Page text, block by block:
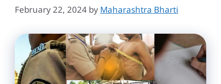
February 22, 2024 by Maharashtra Bharti